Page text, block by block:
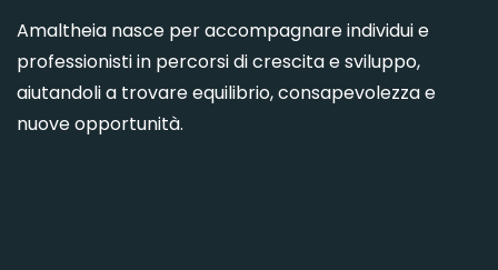
Amaltheia nasce per accompagnare individui e
professionisti in percorsi di crescita e sviluppo,
aiutandoli a trovare equilibrio, consapevolezza e
nuove opportunità.